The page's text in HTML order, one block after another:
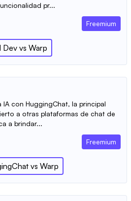
pr...
Freemium
Devvs Warp
con HuggingChat, la principal
a otras plataformas de chat de
a brindar...
Freemium
vs Warp